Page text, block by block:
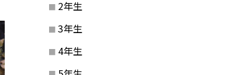
2年生
3年生
4年生